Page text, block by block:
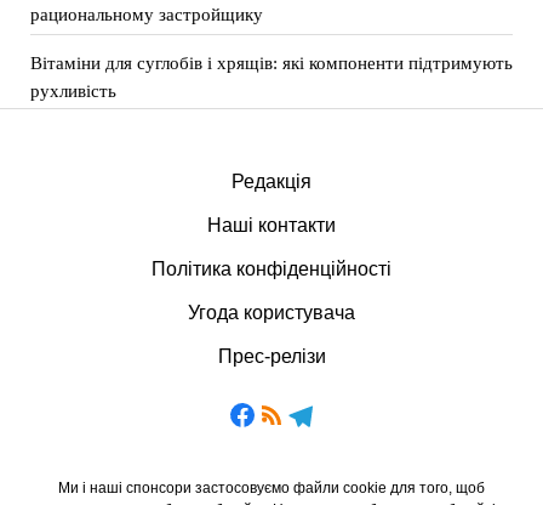
рациональному застройщику
Вітаміни для суглобів і хрящів: які компоненти підтримують
рухливість
Редакція
Наші контакти
Політика конфіденційності
Угода користувача
Прес-релізи
Ми і наші спонсори застосовуємо файли cookie для того, щоб